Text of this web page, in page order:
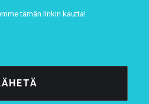
tämän linkin kautta!